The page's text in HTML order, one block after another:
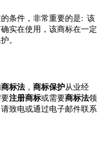
条件，非常重要的是: 该
实在使用，该商标在一定
。
商标法， 商标保护从业经
注册商标或需要商标法领
致电或通过电子邮件联系